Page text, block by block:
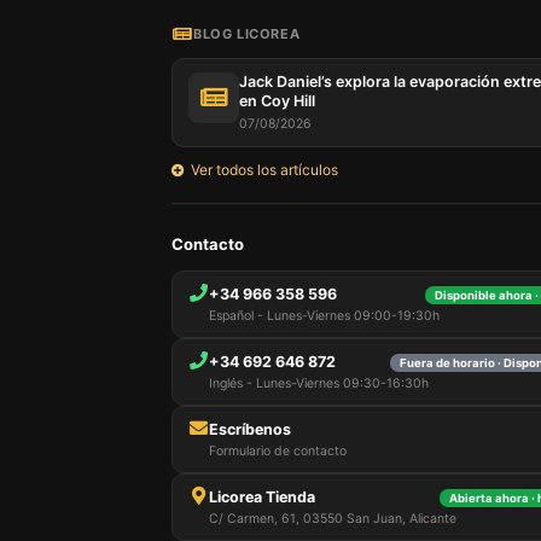
BLOG LICOREA
Jack Daniel’s explora la evaporación
en Coy Hill
07/08/2026
Ver todos los artículos
Contacto
+34 966 358 596 Disponible ahora
Español - Lunes-Viernes 09:00-19:30h
+34 692 646 872 Fuera de horario ·
Inglés - Lunes-Viernes 09:30-16:30h
Escríbenos
Formulario de contacto
Licorea Tienda Abierta ahora ·
C/ Carmen, 61, 03550 San Juan, Alicante
por
que
para
carrito